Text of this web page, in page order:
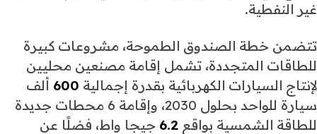
غير النفطية.
تتضمن خطة الصندوق الطموحة، مشروعات كبيرة
للطاقات المتجددة، تشمل إقامة مصنعين محليين
لإنتاج السيارات الكهربائية بقدرة إجمالية 600 ألف
سيارة للواحد بحلول 2030، وإقامة 6 محطات جديدة
للطاقة الشمسية بواقع 6.2 جيجا واط، فضلًا عن